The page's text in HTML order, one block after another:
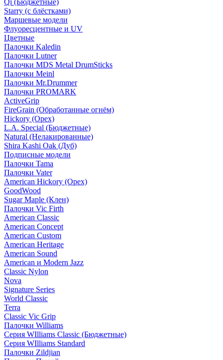
Qi (Бюджетные)
Starry (с блёстками)
Маршевые модели
Флуоресцентные и UV
Цветные
Палочки Kaledin
Палочки Lutner
Палочки MDS Metal DrumSticks
Палочки Meinl
Палочки Mr.Drummer
Палочки PROMARK
ActiveGrip
FireGrain (Обработанные огнём)
Hickory (Орех)
L.A. Special (Бюджетные)
Natural (Нелакированные)
Shira Kashi Oak (Дуб)
Подписные модели
Палочки Tama
Палочки Vater
American Hickory (Орех)
GoodWood
Sugar Maple (Клен)
Палочки Vic Firth
American Classic
American Concept
American Custom
American Heritage
American Sound
American и Modern Jazz
Classic Nylon
Nova
Signature Series
World Classic
Terra
Classic Vic Grip
Палочки Williams
Серия WIlliams Classic (Бюджетные)
Серия WIlliams Standard
Палочки Zildjian